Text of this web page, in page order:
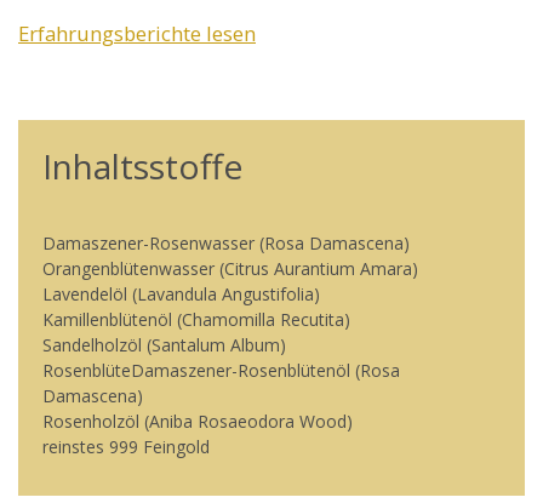
Erfahrungsberichte lesen
Inhaltsstoffe
Damaszener-Rosenwasser (Rosa Damascena)
Orangenblütenwasser (Citrus Aurantium Amara)
Lavendelöl (Lavandula Angustifolia)
Kamillenblütenöl (Chamomilla Recutita)
Sandelholzöl (Santalum Album)
RosenblüteDamaszener-Rosenblütenöl (Rosa
Damascena)
Rosenholzöl (Aniba Rosaeodora Wood)
reinstes 999 Feingold